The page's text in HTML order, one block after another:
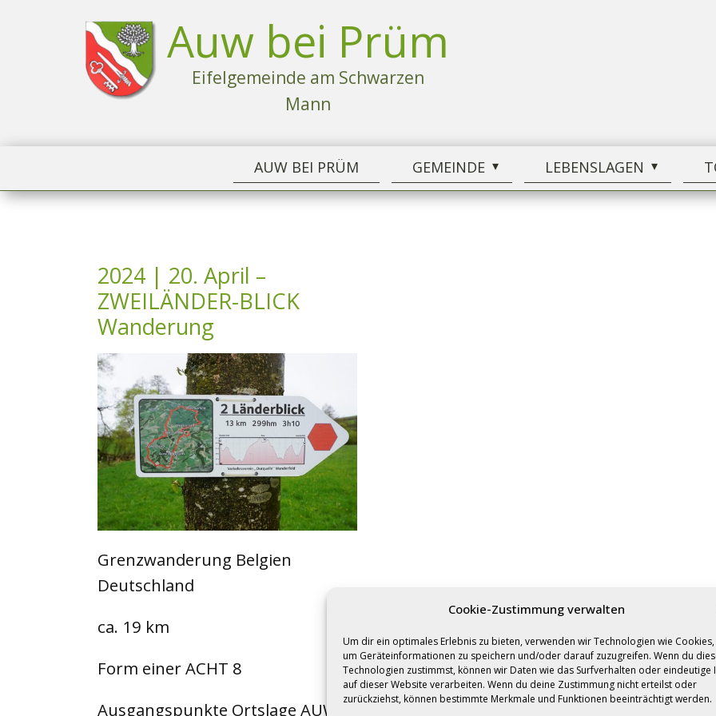
Cookie-Zustimmung verwalten
Um dir ein optimales Erlebnis zu bieten, verwenden wir Technologien wie Cookies,
um Geräteinformationen zu speichern und/oder darauf zuzugreifen. Wenn du
Technologien zustimmst, können wir Daten wie das Surfverhalten oder eindeutige
auf dieser Website verarbeiten. Wenn du deine Zustimmung nicht erteilst oder
zurückziehst, können bestimmte Merkmale und Funktionen beeinträchtigt werden.
Auw bei Prüm
Eife​lgemeinde am Schwarzen
Mann
AUW BEI PRÜM GEMEINDE LEBENSLAGEN
2024 | 20. April –
ZWEILÄNDER-BLICK
Wanderung
Grenzwanderung Belgien
Deutschland
ca. 19 km
Form einer ACHT 8
Ausgangspunkte Ortslage AUW